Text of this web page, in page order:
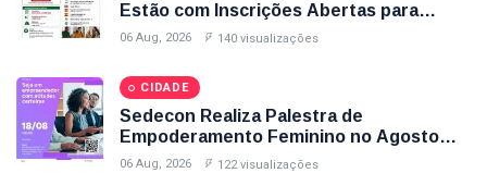
Estão com Inscrições Abertas para
Cursos Gratuitos de Informática e
06 Aug, 2026 140 visualizações
CIDADE
Sedecon Realiza Palestra de
Empoderamento Feminino no Agosto
Lilás com Inscrições Até Sexta-Feira (7);
06 Aug, 2026 122 visualizações